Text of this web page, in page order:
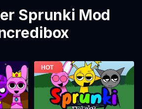
Sprunki Mod